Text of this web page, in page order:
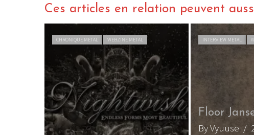
Ces articles en relation peuvent
CHRONIQUE METAL WEBZINE METAL INTERVIEW METAL
Floor
By Vyuuse /